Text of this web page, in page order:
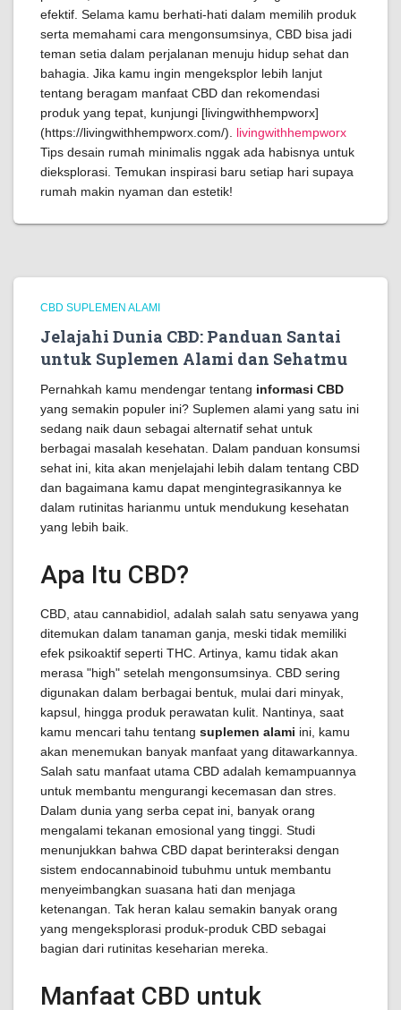
efektif. Selama kamu berhati-hati dalam memilih produk
serta memahami cara mengonsumsinya, CBD bisa jadi
teman setia dalam perjalanan menuju hidup sehat dan
bahagia. Jika kamu ingin mengeksplor lebih lanjut
tentang beragam manfaat CBD dan rekomendasi
produk yang tepat, kunjungi [livingwithhempworx]
(https://livingwithhempworx.com/). livingwithhempworx
Tips desain rumah minimalis nggak ada habisnya untuk
dieksplorasi. Temukan inspirasi baru setiap hari supaya
rumah makin nyaman dan estetik!
CBD SUPLEMEN ALAMI
Jelajahi Dunia CBD: Panduan Santai
untuk Suplemen Alami dan Sehatmu
Pernahkah kamu mendengar tentang informasi CBD
yang semakin populer ini? Suplemen alami yang satu ini
sedang naik daun sebagai alternatif sehat untuk
berbagai masalah kesehatan. Dalam panduan konsumsi
sehat ini, kita akan menjelajahi lebih dalam tentang CBD
dan bagaimana kamu dapat mengintegrasikannya ke
dalam rutinitas harianmu untuk mendukung kesehatan
yang lebih baik.
Apa Itu CBD?
CBD, atau cannabidiol, adalah salah satu senyawa yang
ditemukan dalam tanaman ganja, meski tidak memiliki
efek psikoaktif seperti THC. Artinya, kamu tidak akan
merasa "high" setelah mengonsumsinya. CBD sering
digunakan dalam berbagai bentuk, mulai dari minyak,
kapsul, hingga produk perawatan kulit. Nantinya, saat
kamu mencari tahu tentang suplemen alami ini, kamu
akan menemukan banyak manfaat yang ditawarkannya.
Salah satu manfaat utama CBD adalah kemampuannya
untuk membantu mengurangi kecemasan dan stres.
Dalam dunia yang serba cepat ini, banyak orang
mengalami tekanan emosional yang tinggi. Studi
menunjukkan bahwa CBD dapat berinteraksi dengan
sistem endocannabinoid tubuhmu untuk membantu
menyeimbangkan suasana hati dan menjaga
ketenangan. Tak heran kalau semakin banyak orang
yang mengeksplorasi produk-produk CBD sebagai
bagian dari rutinitas keseharian mereka.
Manfaat CBD untuk